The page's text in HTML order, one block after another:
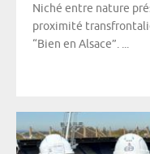
Niché entre nature
proximité
“Bien en Alsace”. ...